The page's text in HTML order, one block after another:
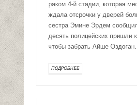
раком 4-й стадии, которая
ждала отсрочки у дверей
сестра Эмине Эрдем
десять полицейских пришли
чтобы забрать Айше Оздоган.
ПОДРОБНЕЕ